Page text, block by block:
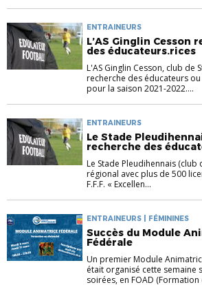
ENTRAINEURS
L’AS Ginglin Cesson
des éducateurs.rices
L'AS Ginglin Cesson, club de
recherche des éducateurs
pour la saison 2021-2022....
ENTRAINEURS
Le Stade
recherche des
Le Stade Pleudihennais (club
régional avec plus de 500
F.F.F. « Excellen...
ENTRAINEURS | FÉMININES
Succès du Module
Fédérale
Un premier Module
était organisé cette semaine
soirées, en FOAD (Formation